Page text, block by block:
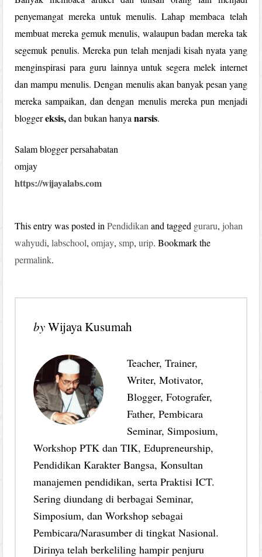
penyemangat mereka untuk menulis. Lahap membaca telah
membuat mereka gemuk menulis, walaupun badan mereka tak
segemuk penulis. Mereka pun telah menjadi kisah nyata yang
menginspirasi para guru lainnya untuk segera melek internet
dan mampu menulis. Dengan menulis akan banyak pesan yang
mereka sampaikan, dan dengan menulis mereka pun menjadi
bloggereksis,dan bukan hanyanarsis.
Salam blogger persahabatan
omjay
https://wijayalabs.com
This entry was posted inPendidikan and tagged guraru, johan
wahyudi,labschool,omjay,smp,urip. Bookmark the
permalink.
byWijaya Kusumah
Teacher, Trainer,
Writer, Motivator,
Blogger, Fotografer,
Father, Pembicara
Seminar, Simposium,
Workshop PTK dan TIK, Edupreneurship,
Pendidikan Karakter Bangsa, Konsultan
manajemen pendidikan, serta Praktisi ICT.
Sering diundang di berbagai Seminar,
Simposium, dan Workshop sebagai
Pembicara/Narasumber di tingkat Nasional.
Dirinya telah berkeliling hampir penjuru